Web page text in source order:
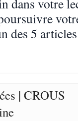
dans votre
des 5
| CROUS